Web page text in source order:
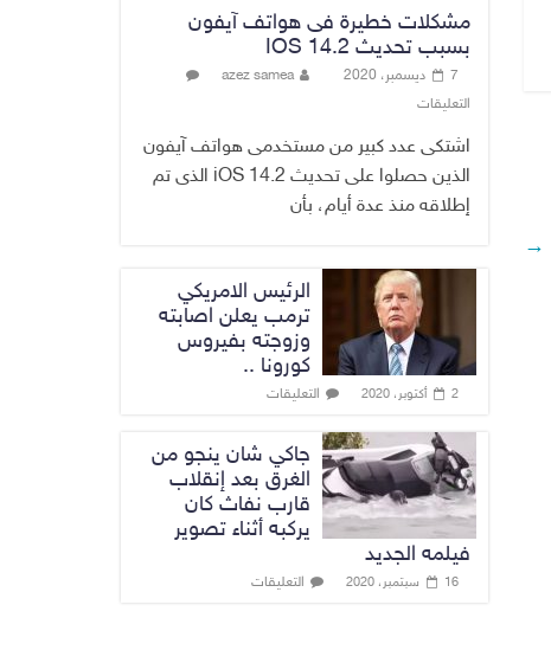
→
رئيس هيئة النزاهة:
لا مظلة تحمي
العام أمانة
No Comment
مشكلات خطيرة فى هواتف آيفون
بسبب تحديث IOS 14.2
7 ديسمبر، 2020
azez samea
التعليقات
اشتكى عدد كبير من مستخدمى هواتف آيفون
الذين حصلوا على تحديث iOS 14.2 الذى تم
إطلاقه منذ عدة أيام، بأن
الرئيس الامريكي
ترمب يعلن اصابته
وزوجته بفيروس
كورونا ..
2 أكتوبر، 2020 التعليقات
جاكي شان ينجو من
الغرق بعد إنقلاب
قارب نفاث كان
يركبه أثناء تصوير
فيلمه الجديد
16 سبتمبر، 2020 التعليقات